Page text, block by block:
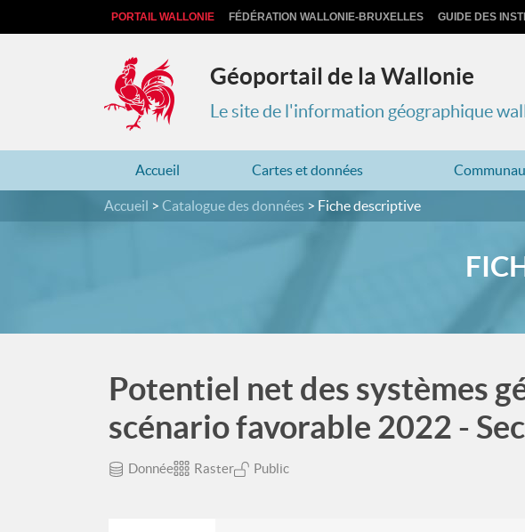
PORTAIL WALLONIE FÉDÉRATION WALLONIE-BRUXELLES GUIDE DES
Géoportail de la Wallonie
Le site de l'information géographique
Accueil Cartes et données
Accueil Catalogue des données Fiche descriptive
Potentiel net des systèmes
scénario favorable 2022 -
Donnée Raster Public